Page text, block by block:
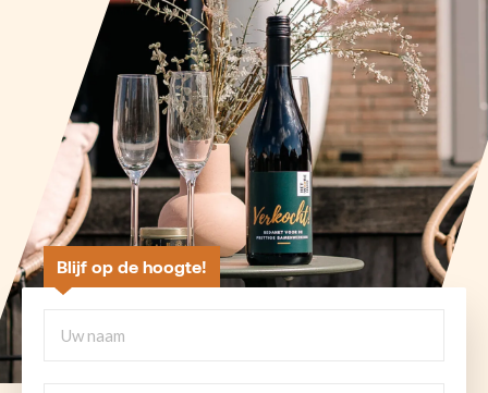
Blijf op de hoogte!
naam